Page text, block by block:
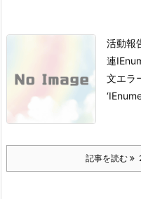
活動報
連
文エラ
記事を読む